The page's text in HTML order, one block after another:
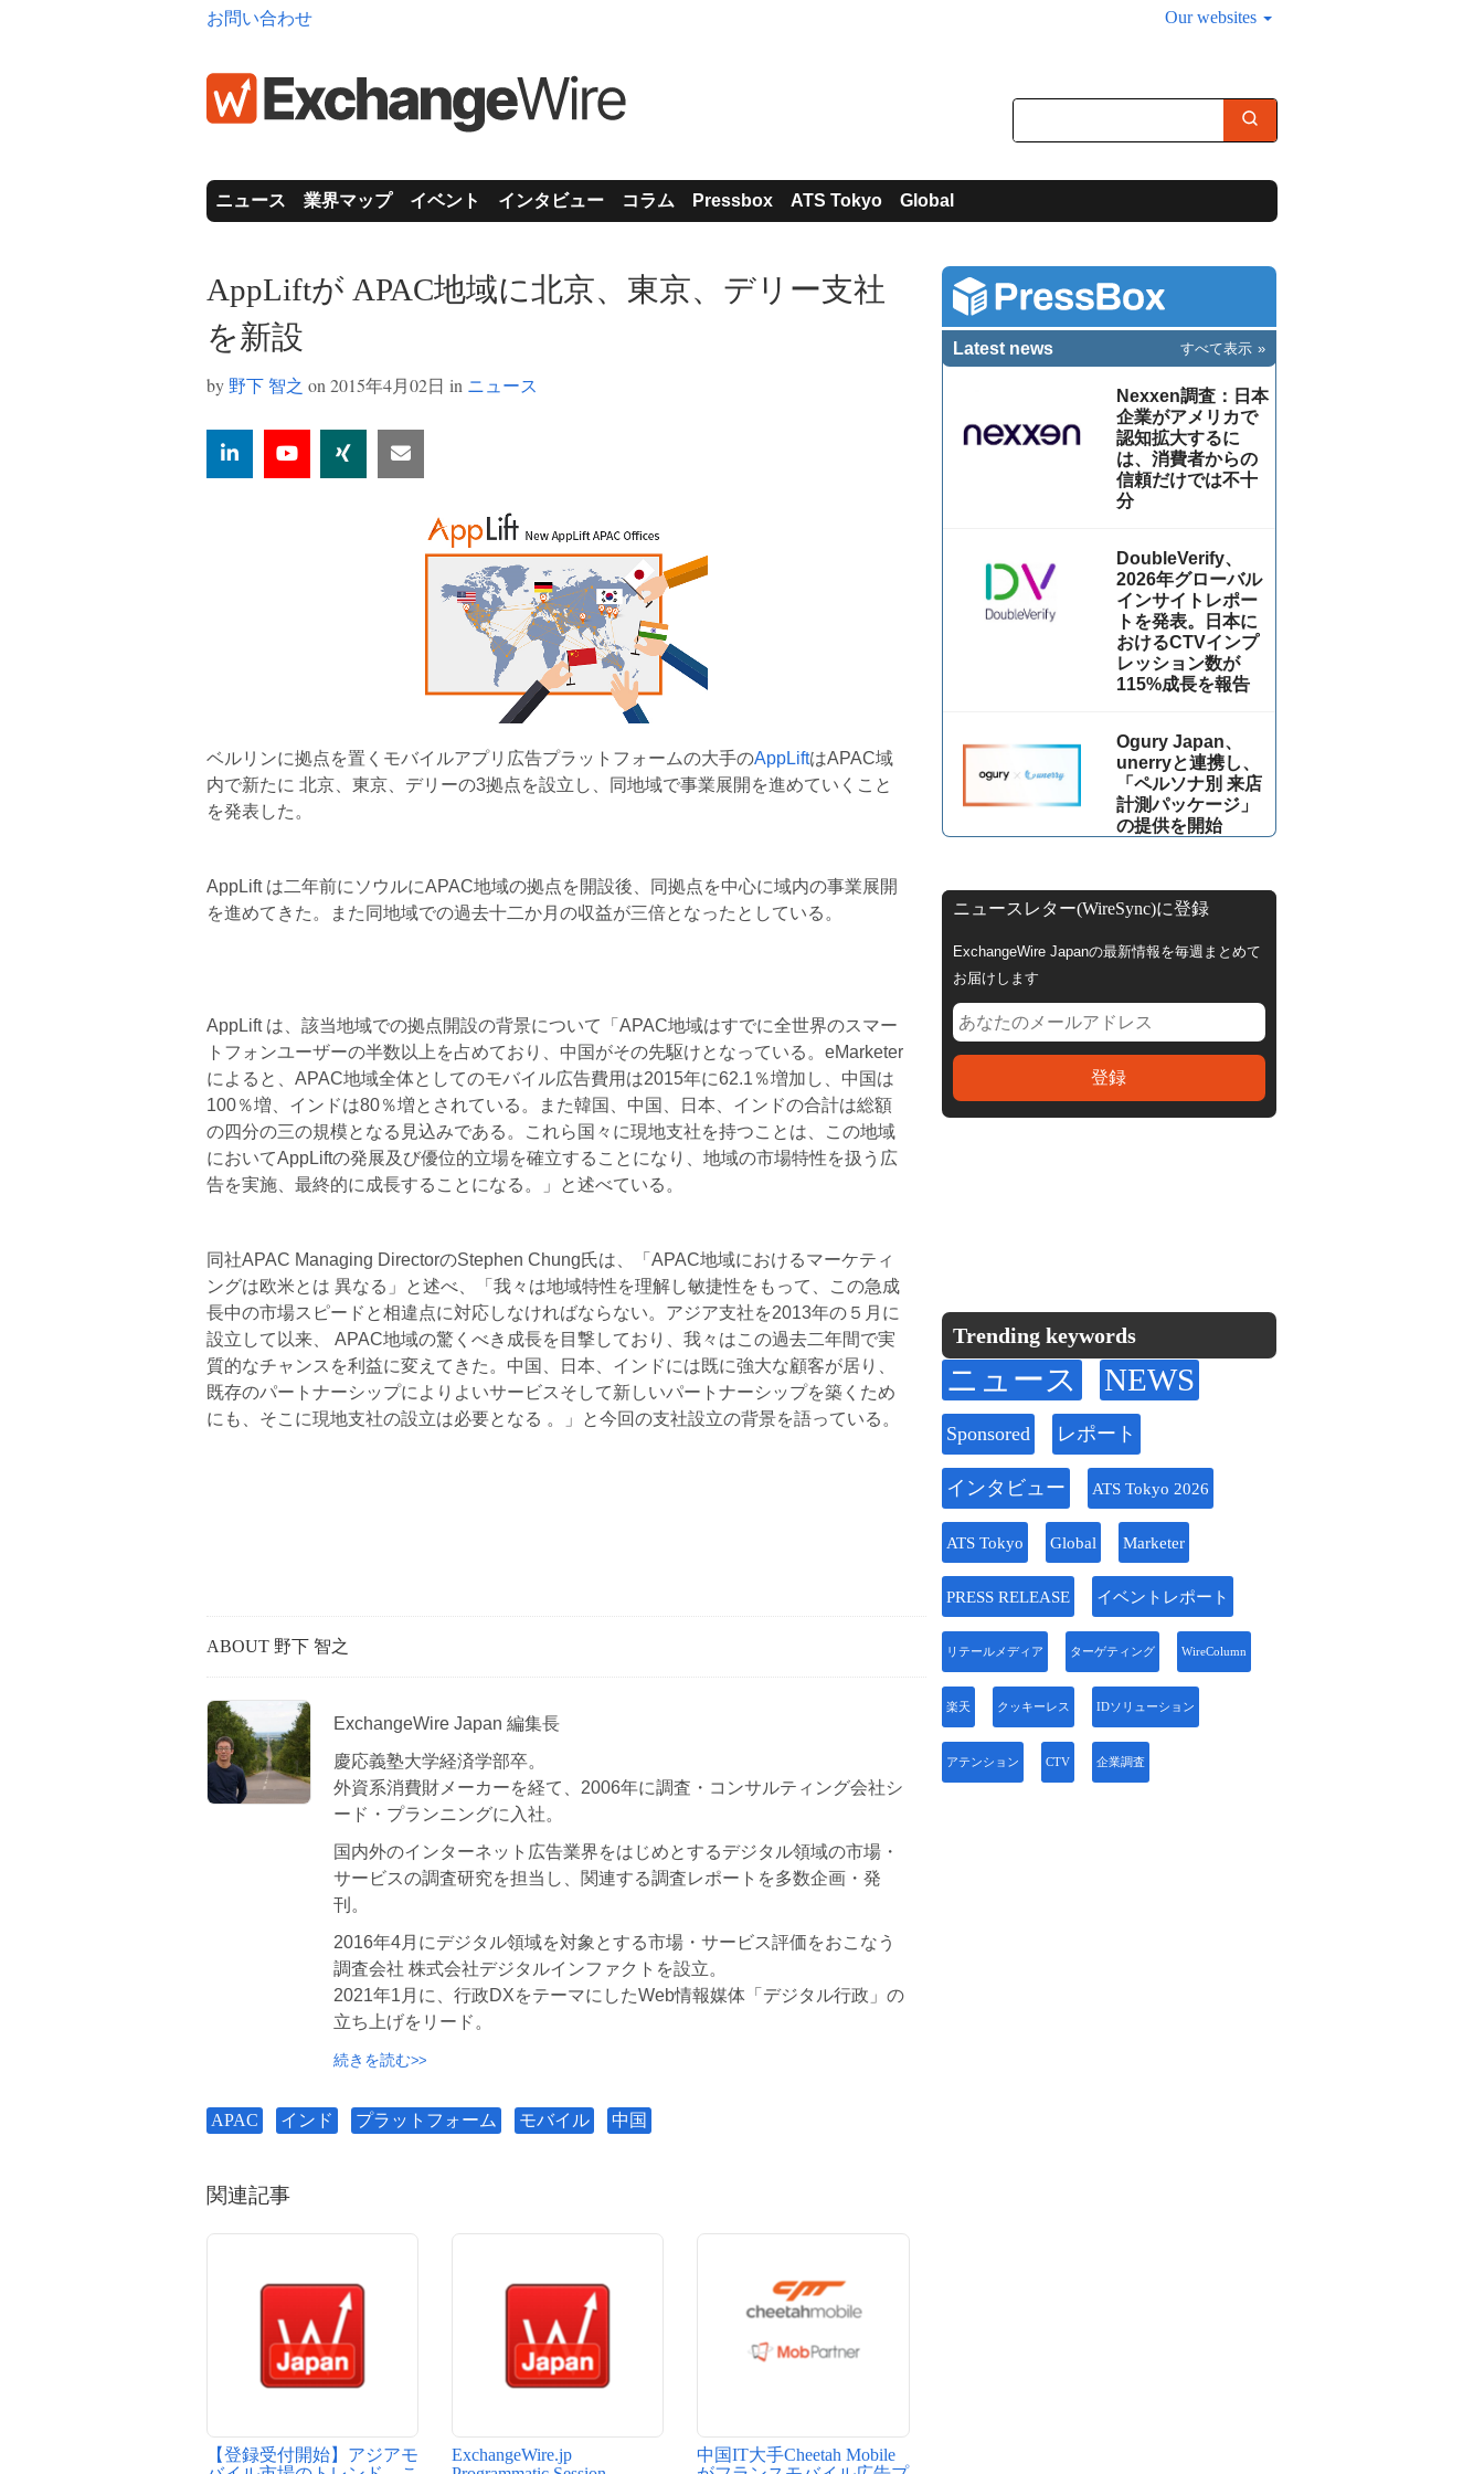
お問い合わせ Our websites
ニュース 業界マップ イベント インタビュー コラム Pressbox ATS Tokyo Global
AppLiftが APAC地域に北京、東京、デリー支社
を新設
by 野下 智之 on 2015年4月02日 in ニュース
ベルリンに拠点を置くモバイルアプリ広告プラットフォームの大手のAppLiftはAPAC域
内で新たに 北京、東京、デリーの3拠点を設立し、同地域で事業展開を進めていくこと
を発表した。
AppLift は二年前にソウルにAPAC地域の拠点を開設後、同拠点を中心に域内の事業展開
を進めてきた。また同地域での過去十二か月の収益が三倍となったとしている。
AppLift は、該当地域での拠点開設の背景について「APAC地域はすでに全世界のスマー
トフォンユーザーの半数以上を占めており、中国がその先駆けとなっている。eMarketer
によると、APAC地域全体としてのモバイル広告費用は2015年に62.1％増加し、中国は
100％増、インドは80％増とされている。また韓国、中国、日本、インドの合計は総額
の四分の三の規模となる見込みである。これら国々に現地支社を持つことは、この地域
においてAppLiftの発展及び優位的立場を確立することになり、地域の市場特性を扱う広
告を実施、最終的に成長することになる。」と述べている。
同社APAC Managing DirectorのStephen Chung氏は、「APAC地域におけるマーケティ
ングは欧米とは 異なる」と述べ、「我々は地域特性を理解し敏捷性をもって、この急成
長中の市場スピードと相違点に対応しなければならない。アジア支社を2013年の５月に
設立して以来、 APAC地域の驚くべき成長を目撃しており、我々はこの過去二年間で実
質的なチャンスを利益に変えてきた。中国、日本、インドには既に強大な顧客が居り、
既存のパートナーシップによりよいサービスそして新しいパートナーシップを築くため
にも、そこに現地支社の設立は必要となる 。」と今回の支社設立の背景を語っている。
ABOUT 野下 智之
ExchangeWire Japan 編集長
慶応義塾大学経済学部卒。
外資系消費財メーカーを経て、2006年に調査・コンサルティング会社シ
ード・プランニングに入社。
国内外のインターネット広告業界をはじめとするデジタル領域の市場・
サービスの調査研究を担当し、関連する調査レポートを多数企画・発
刊。
2016年4月にデジタル領域を対象とする市場・サービス評価をおこなう
調査会社 株式会社デジタルインファクトを設立。
2021年1月に、行政DXをテーマにしたWeb情報媒体「デジタル行政」の
立ち上げをリード。
続きを読む
APAC インド プラットフォーム モバイル 中国
関連記事
【登録受付開始】アジアモ
ExchangeWire.jp
中国IT大手Cheetah Mobile
Latest news すべて表示
Nexxen調査：日本
企業がアメリカで
認知拡大するに
は、消費者からの
信頼だけでは不十
分
DoubleVerify、
2026年グローバル
インサイトレポー
トを発表。日本に
おけるCTVインプ
レッション数が
115%成⻑を報告
Ogury Japan、
unerryと連携し、
「ペルソナ別 来店
計測パッケージ」
の提供を開始
ニュースレター(WireSync)に登録
ExchangeWire Japanの最新情報を毎週まとめて
お届けします
Trending keywords
ニュース NEWS
Sponsored レポート
インタビュー ATS Tokyo 2026
ATS Tokyo Global Marketer
PRESS RELEASE イベントレポート
リテールメディア ターゲティング WireColumn
楽天 クッキーレス IDソリューション
アテンション CTV 企業調査